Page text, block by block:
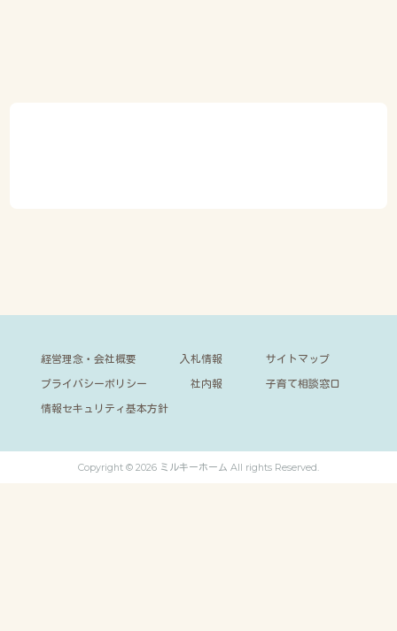
経営理念・会社概要 入札情報
サイトマップ
プライバシーポリシー
社内報
子育て相談窓口
情報セキュリティ基本方針
Copyright © 2026 ミルキーホーム All rights Reserved.